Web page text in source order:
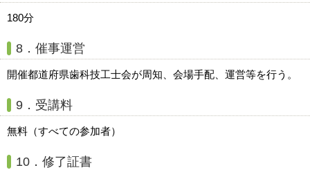
180分
8．催事運営
開催都道府県歯科技工士会が周知、会場手配、運営等を行う。
9．受講料
無料（すべての参加者）
10．修了証書